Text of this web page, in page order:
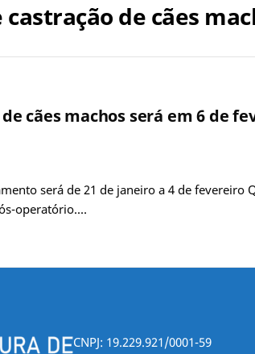
de cães
cães machos será em 6 de
será de 21 de janeiro a 4 de
operatório.…
CNPJ: 19.229.921/0001-59